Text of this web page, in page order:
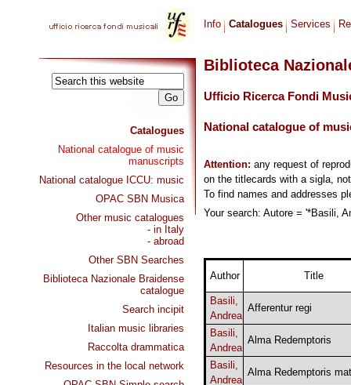
Catalogues
National catalogue of music
manuscripts
National catalogue ICCU: music
OPAC SBN Musica
Other music catalogues
- in Italy
- abroad
Other SBN Searches
Biblioteca Nazionale Braidense
catalogue
Search incipit
Italian music libraries
Raccolta drammatica
Resources in the local network
Info Catalogues Services
Biblioteca
Ufficio Ricerca Fondi
National catalogue of
Attention: any request of
on the titlecards with a sigla,
To find names and addresses
Your search: Autore = '*Basili,
Author Title
Basili,
Andrea
Afferentur regi
Basili,
Andrea
Alma Redemptoris
Basili,
Andrea
Alma Redemptoris